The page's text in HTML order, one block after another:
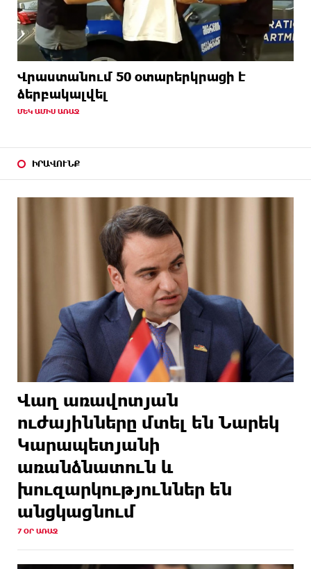
Վրաստանում 50 օտարերկրացի է
ձերբակալվել
ՄԵԿ ԱՄԻՍ ԱՌԱՋ
ԻՐԱՎՈՒՆՔ
Վաղ առավոտյան
ուժայինները մտել են Նարեկ
Կարապետյանի
առանձնատուն և
խուզարկություններ են
անցկացնում
7 ՕՐ ԱՌԱՋ